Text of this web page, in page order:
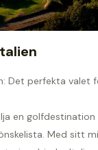
Det perfekta valet
en
Med sitt